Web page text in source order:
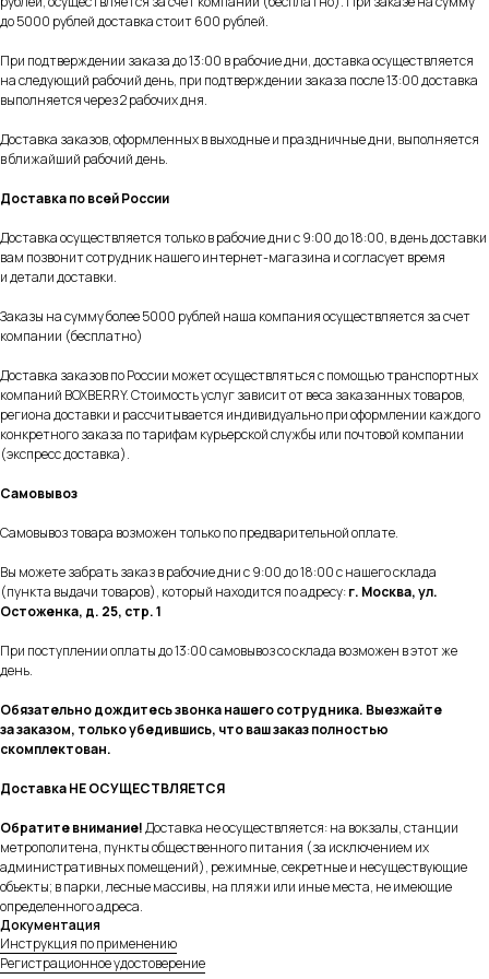
до 5000 рублей доставка стоит 600 рублей.
При подтверждении заказа до 13:00 в рабочие дни, доставка осуществляется
на следующий рабочий день, при подтверждении заказа после 13:00 доставка
выполняется через 2 рабочих дня.
Доставка заказов, оформленных в выходные и праздничные дни, выполняется
в ближайший рабочий день.
Доставка по всей России
Доставка осуществляется только в рабочие дни с 9:00 до 18:00, в день доставки
вам позвонит сотрудник нашего интернет-магазина и согласует время
и детали доставки.
Заказы на сумму более 5000 рублей наша компания осуществляется за счет
компании (бесплатно)
Доставка заказов по России может осуществляться с помощью транспортных
компаний BOXBERRY. Стоимость услуг зависит от веса заказанных товаров,
региона доставки и рассчитывается индивидуально при оформлении каждого
конкретного заказа по тарифам курьерской службы или почтовой компании
(экспресс доставка).
Самовывоз
Самовывоз товара возможен только по предварительной оплате.
Вы можете забрать заказ в рабочие дни с 9:00 до 18:00 с нашего склада
(пункта выдачи товаров), который находится по адресу:г. Москва, ул.
Остоженка, д. 25, стр. 1
При поступлении оплаты до 13:00 самовывоз со склада возможен в этот же
день.
Обязательно дождитесь звонка нашего сотрудника. Выезжайте
за заказом, только убедившись, что ваш заказ полностью
скомплектован.
Доставка НЕ ОСУЩЕСТВЛЯЕТСЯ
Обратите внимание!Доставка не осуществляется: на вокзалы, станции
метрополитена, пункты общественного питания (за исключением их
административных помещений), режимные, секретные и несуществующие
объекты; в парки, лесные массивы, на пляжи или иные места, не имеющие
определенного адреса.
Документация
Инструкция по применению
Регистрационное удостоверение
MIRU
ПРОДУКЦИЯ
ВСЕ О MIRU ЮРИДИЧЕСКАЯ ИНФОРМАЦИЯ
Линзы при близорукости и
Однодневные
О компании
MIRU ПЛЮС Договор оферты
Условия обмена и возврата
информация
Часто
задаваемые
вопросы